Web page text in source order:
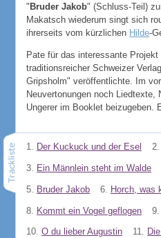
" Bruder Jakob" (Schluss-Teil)
Makatsch wiederum singt sich
ihrerseits vom kürzlichen Hilde-
Pate für das interessante
traditionsreicher Schweizer
Gripsholm" veröffentlichte. Im
Neuvertonungen noch Liedtexte,
Ungerer im Booklet beizugeben.
1. Der Kuckuck und der Esel 2.
3. Ein Männlein steht im Walde
5. Bruder Jakob 6. Horch, was
8. Kommt ein Vogel geflogen 9.
10. O du lieber Augustin 11.